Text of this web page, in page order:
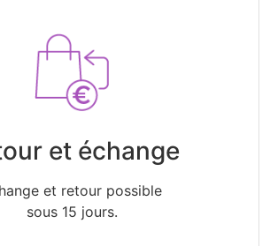
et échange
et retour possible
sous 15 jours.